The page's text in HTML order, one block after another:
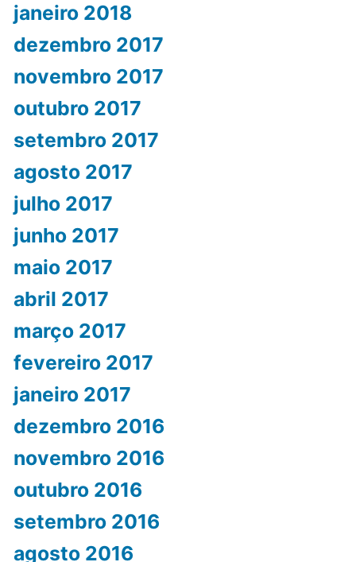
janeiro 2018
dezembro 2017
novembro 2017
outubro 2017
setembro 2017
agosto 2017
julho 2017
junho 2017
maio 2017
abril 2017
março 2017
fevereiro 2017
janeiro 2017
dezembro 2016
novembro 2016
outubro 2016
setembro 2016
agosto 2016